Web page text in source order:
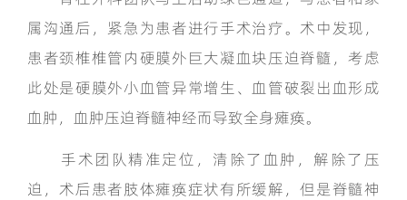
属沟通后，紧急为患者进行手术治疗。术中发现，
患者颈椎椎管内硬膜外巨大凝血块压迫脊髓，考虑
此处是硬膜外小血管异常增生、血管破裂出血形成
血肿，血肿压迫脊髓神经而导致全身瘫痪。
手术团队精准定位，清除了血肿，解除了压
迫，术后患者肢体瘫痪症状有所缓解，但是脊髓神